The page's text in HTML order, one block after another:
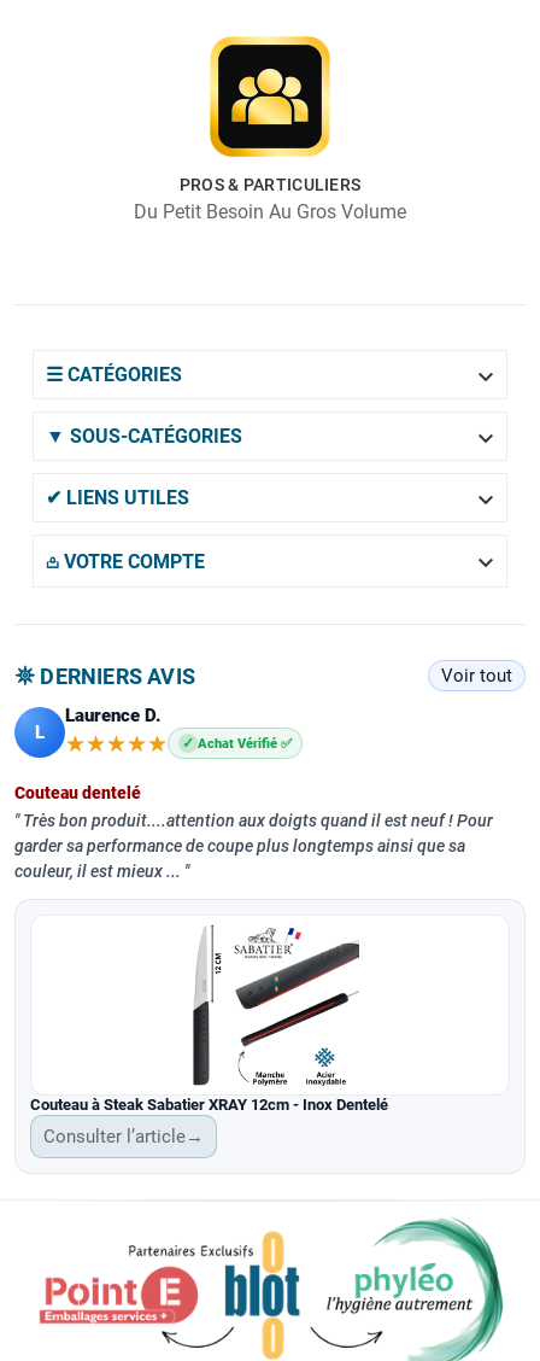
PROS & PARTICULIERS
Du Petit Besoin Au Gros Volume
☰ CATÉGORIES 
▼ SOUS-CATÉGORIES 
✔ LIENS UTILES 
𖡌 VOTRE COMPTE 
𖤓 DERNIERS AVIS Voir tout
L
Laurence D.
★★★★★
★★★★★ ✓ Achat Vérifié ✅
Couteau dentelé
Très bon produit....attention aux doigts quand il est neuf ! Pour
garder sa performance de coupe plus longtemps ainsi que sa
couleur, il est mieux ...
Couteau à Steak Sabatier XRAY 12cm - Inox Dentelé
Consulter l’article→